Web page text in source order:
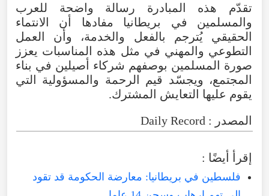
تقدّم هذه المبادرة رسالة واضحة للعرب
والمسلمين في بريطانيا مفادها أن الانتماء
الحقيقي يُترجم بالفعل والخدمة، وأن العمل
التطوعي والمهني في مثل هذه المناسبات يعزز
صورة المسلمين بوصفهم شركاء أصيلين في بناء
المجتمع، ويجسّد قيم الرحمة والمسؤولية التي
يقوم عليها التعايش المشترك.
المصدر : Daily Record
إقرأ أيضًا :
فلسطين في بريطانيا: معارضة الحكومة قد تقود